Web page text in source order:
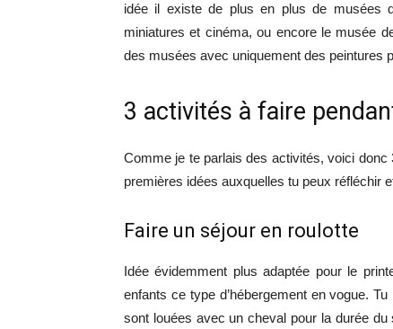
idée il existe de plus en plus de musées
miniatures et cinéma, ou encore le musée
des musées avec uniquement des peintures
3 activités à faire
Comme je te parlais des activités, voici donc
premières idées auxquelles tu peux réfléchir
Faire un séjour en roulotte
Idée évidemment plus adaptée pour le
enfants ce type d’hébergement en vogue.
sont louées avec un cheval pour la durée du